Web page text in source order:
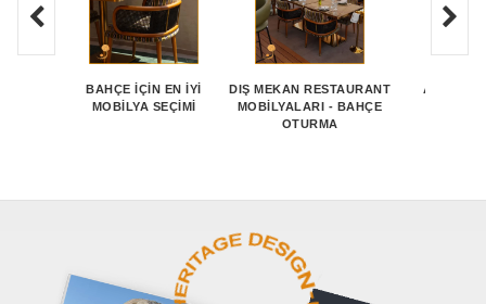
BAHÇE İÇIN EN İYI
MOBILYA SEÇIMI
DIŞ MEKAN RESTAURANT
MOBILYALARI - BAHÇE
OTURMA
ALAÇATI